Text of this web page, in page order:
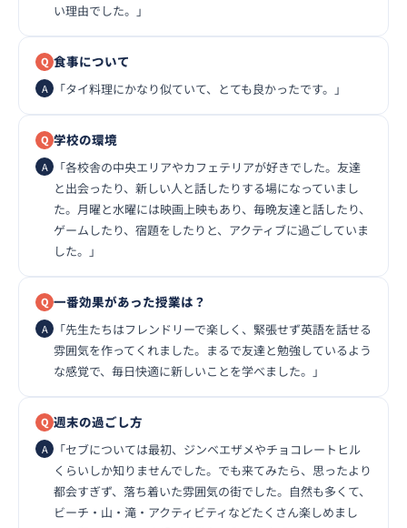
い理由でした。」
食事について
「タイ料理にかなり似ていて、とても良かったです。」
学校の環境
「各校舎の中央エリアやカフェテリアが好きでした。友達
と出会ったり、新しい人と話したりする場になっていまし
た。月曜と水曜には映画上映もあり、毎晩友達と話したり、
ゲームしたり、宿題をしたりと、アクティブに過ごしていま
した。」
一番効果があった授業は？
「先生たちはフレンドリーで楽しく、緊張せず英語を話せる
雰囲気を作ってくれました。まるで友達と勉強しているよう
な感覚で、毎日快適に新しいことを学べました。」
週末の過ごし方
「セブについては最初、ジンベエザメやチョコレートヒル
くらいしか知りませんでした。でも来てみたら、思ったより
都会すぎず、落ち着いた雰囲気の街でした。自然も多くて、
ビーチ・山・滝・アクティビティなどたくさん楽しめまし